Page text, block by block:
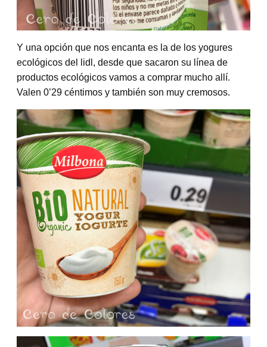
Y una opción que nos encanta es la de los yogures
ecológicos del lidl, desde que sacaron su línea de
productos ecológicos vamos a comprar mucho allí.
Valen 0’29 céntimos y también son muy cremosos.